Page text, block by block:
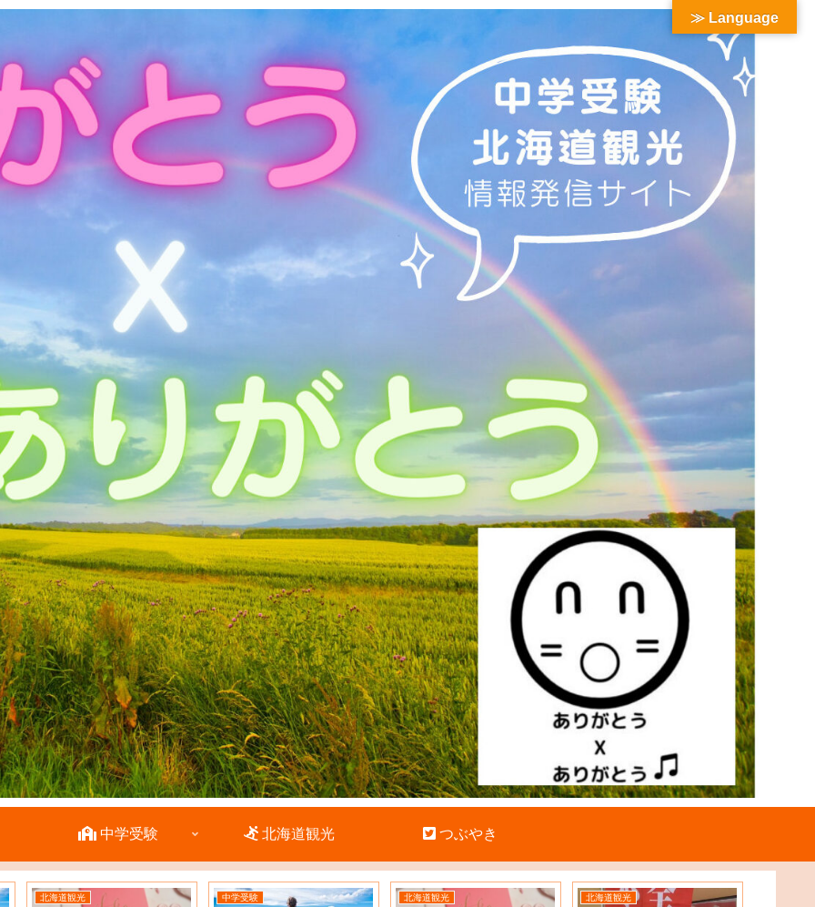
中学受験 北海道観光 つぶやき
北海道観光 中学受験 北海道観光 北海道観光
≫ Language